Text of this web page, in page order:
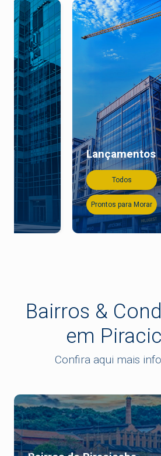
Lançamentos
Todos
Prontos para Morar
Bairros &
em
Confira aqui mais